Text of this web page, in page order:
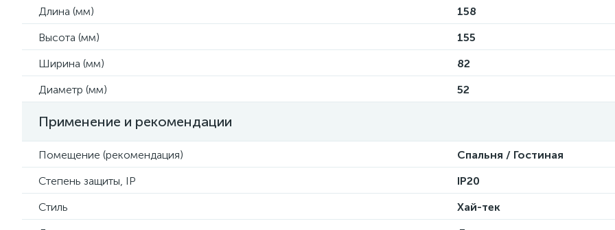
Длина (мм)
158
Высота (мм)
155
Ширина (мм)
82
Диаметр (мм)
52
Применение и рекомендации
Помещение (рекомендация)
Спальня / Гостиная
Степень защиты, IP
IP20
Стиль
Хай-тек